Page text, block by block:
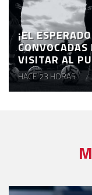
¡EL
VISITAR AL
HACE 23 HORAS